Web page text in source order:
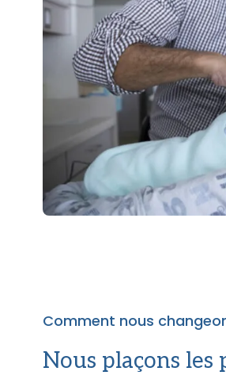
Comment nous
Nous plaçons les